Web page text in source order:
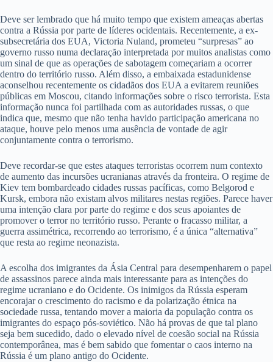
Deve ser lembrado que há muito tempo que existem ameaças abertas
contra a Rússia por parte de líderes ocidentais. Recentemente, a ex-
subsecretária dos EUA, Victoria Nuland, prometeu “surpresas” ao
governo russo numa declaração interpretada por muitos analistas como
um sinal de que as operações de sabotagem começariam a ocorrer
dentro do território russo. Além disso, a embaixada estadunidense
aconselhou recentemente os cidadãos dos EUA a evitarem reuniões
públicas em Moscou, citando informações sobre o risco terrorista. Esta
informação nunca foi partilhada com as autoridades russas, o que
indica que, mesmo que não tenha havido participação americana no
ataque, houve pelo menos uma ausência de vontade de agir
conjuntamente contra o terrorismo.
Deve recordar-se que estes ataques terroristas ocorrem num contexto
de aumento das incursões ucranianas através da fronteira. O regime de
Kiev tem bombardeado cidades russas pacíficas, como Belgorod e
Kursk, embora não existam alvos militares nestas regiões. Parece haver
uma intenção clara por parte do regime e dos seus apoiantes de
promover o terror no território russo. Perante o fracasso militar, a
guerra assimétrica, recorrendo ao terrorismo, é a única “alternativa”
que resta ao regime neonazista.
A escolha dos imigrantes da Ásia Central para desempenharem o papel
de assassinos parece ainda mais interessante para as intenções do
regime ucraniano e do Ocidente. Os inimigos da Rússia esperam
encorajar o crescimento do racismo e da polarização étnica na
sociedade russa, tentando mover a maioria da população contra os
imigrantes do espaço pós-soviético. Não há provas de que tal plano
seja bem sucedido, dado o elevado nível de coesão social na Rússia
contemporânea, mas é bem sabido que fomentar o caos interno na
Rússia é um plano antigo do Ocidente.